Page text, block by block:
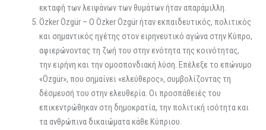
εκταφή των λειψάνων των θυμάτων ήταν απαράμιλλη.
Özker Özgür – Ο Özker Özgür ήταν εκπαιδευτικός, πολιτικός
και σημαντικός ηγέτης στον ειρηνευτικό αγώνα στην Κύπρο,
αφιερώνοντας τη ζωή του στην ενότητα της κοινότητας,
την ειρήνη και την ομοσπονδιακή λύση. Επέλεξε το επώνυμο
«Özgür», που σημαίνει «ελεύθερος», συμβολίζοντας τη
δέσμευσή του στην ελευθερία. Οι προσπάθειές του
επικεντρώθηκαν στη δημοκρατία, την πολιτική ισότητα και
τα ανθρώπινα δικαιώματα κάθε Κύπριου.